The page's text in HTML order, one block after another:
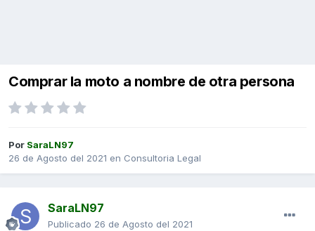
Comprar la moto a nombre de otra persona
Por SaraLN97
26 de Agosto del 2021 en Consultoria Legal
SaraLN97
Publicado 26 de Agosto del 2021